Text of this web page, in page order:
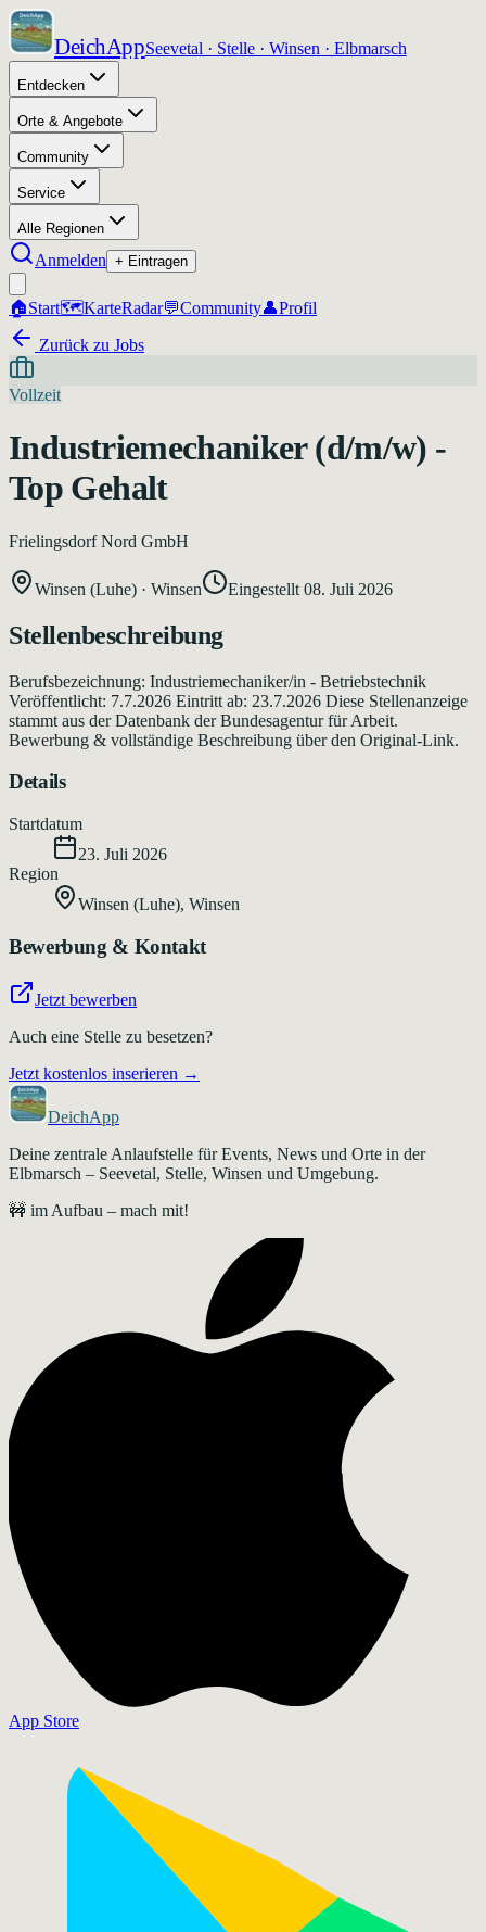
DeichAppSeevetal · Stelle · Winsen · Elbmarsch
Entdecken
Orte & Angebote
Community
Service
Alle Regionen
Anmelden + Eintragen
🏠Start🗺️KarteRadar💬Community👤Profil
Zurück zu Jobs
Vollzeit
Industriemechaniker (d/m/w) -
Top Gehalt
Frielingsdorf Nord GmbH
Winsen (Luhe) · Winsen Eingestellt 08. Juli 2026
Stellenbeschreibung
Berufsbezeichnung: Industriemechaniker/in - Betriebstechnik
Veröffentlicht: 7.7.2026 Eintritt ab: 23.7.2026 Diese Stellenanzeige
stammt aus der Datenbank der Bundesagentur für Arbeit.
Bewerbung & vollständige Beschreibung über den Original-Link.
Details
Startdatum
23. Juli 2026
Region
Winsen (Luhe), Winsen
Bewerbung & Kontakt
Jetzt bewerben
Auch eine Stelle zu besetzen?
Jetzt kostenlos inserieren →
DeichApp
Deine zentrale Anlaufstelle für Events, News und Orte in der
Elbmarsch – Seevetal, Stelle, Winsen und Umgebung.
🚧 im Aufbau – mach mit!
App Store